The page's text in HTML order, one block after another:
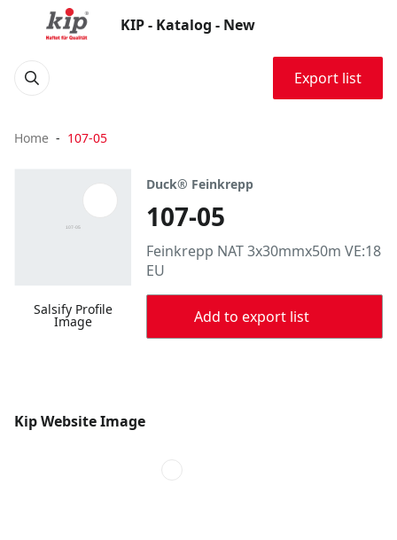
KIP - Katalog - New
Export list
Home 107-05
Salsify Profile
Image
Duck® Feinkrepp
107-05
Feinkrepp NAT 3x30mmx50m VE:18
EU
Add to export list
Kip Website Image